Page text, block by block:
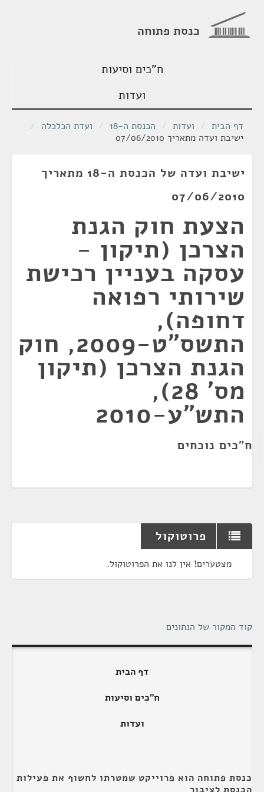
כנסת פתוחה
ח"כים וסיעות
ועדות
דף הבית / ועדות / הכנסת ה-18 / ועדת הכלכלה /
ישיבת ועדה מתאריך 07/06/2010
ישיבת ועדה של הכנסת ה-18 מתאריך
07/06/2010
הצעת חוק הגנת
הצרכן (תיקון -
עסקה בעניין רכישת
שירותי רפואה
דחופה),
התשס"ט-2009, חוק
הגנת הצרכן (תיקון
מס' 28),
התש"ע-2010
ח"כים נוכחים
פרוטוקול
מצטערים! אין לנו את הפרוטוקול.
קוד המקור של הנתונים
דף הבית
ח"כים וסיעות
ועדות
כנסת פתוחה הוא פרוייקט שמטרתו לחשוף את פעילות